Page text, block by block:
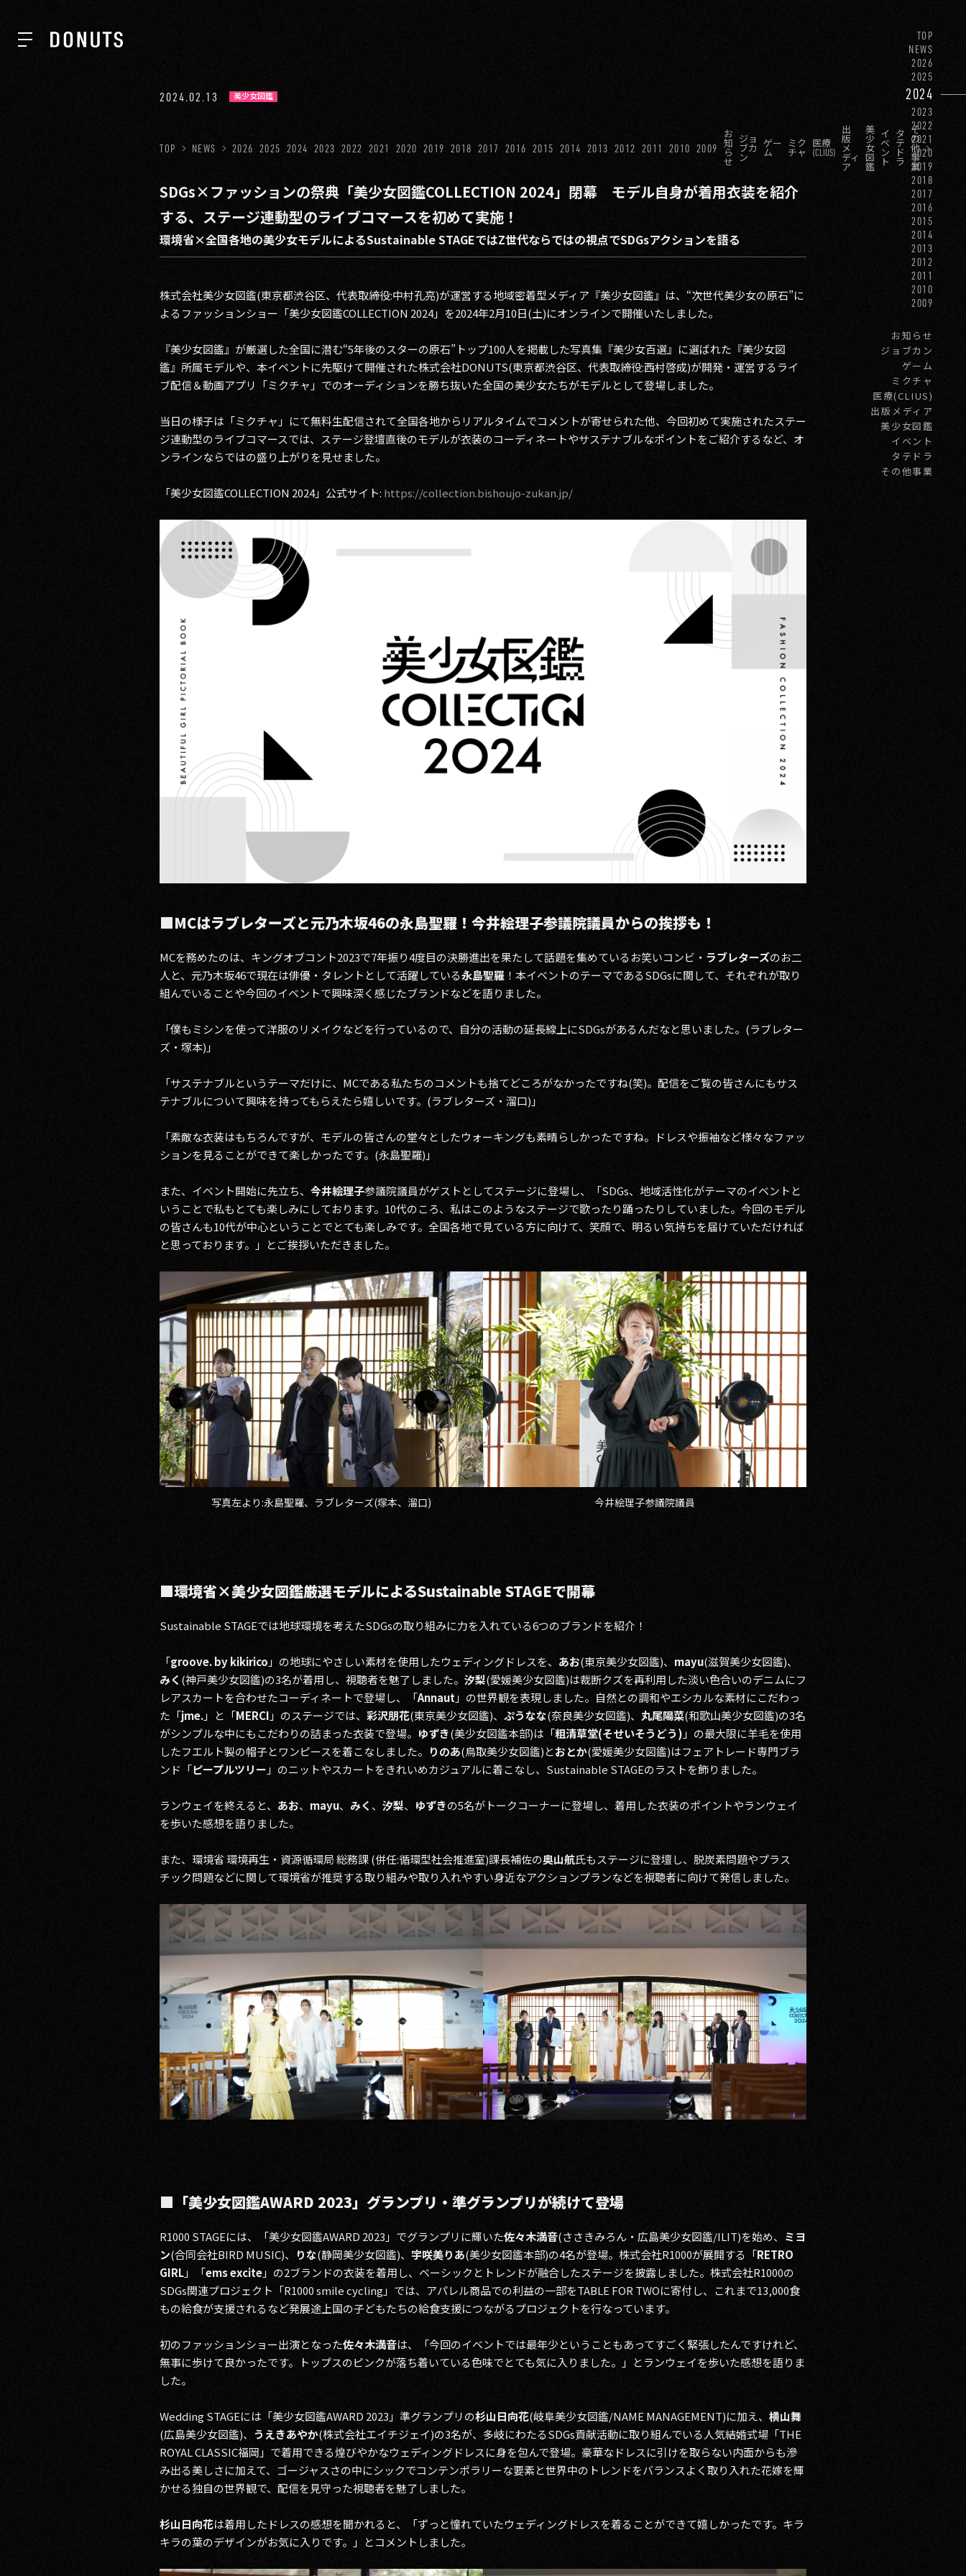
ABOUT
SERVICES
GROUP
RECRUIT
CONTACT
PRIVACY POLICY
TOP
NEWS
2026
2025
2024
2023
2022
2021
2020
2019
2018
2017
2016
2015
2014
2013
2012
2011
2010
2009
お知らせ
ジョブカン
ゲーム
ミクチャ
医療(CLIUS)
出版メディア
美少女図鑑
イベント
タテドラ
その他事業
2024.02.13 美少女図鑑
TOP NEWS 2026 2025 2024 2023 2022 2021 2020 2019 2018 2017 2016 2015 2014 2013 2012 2011 2010 2009
お
知
ら
せ
ジョ
ブカ
ン
ゲー
ム
ミク
チャ
医療
(CLIUS)
出
版
メ
ディ
ア
美
少
女
図
鑑
イ
ベ
ン
ト
タ
テ
ド
ラ
そ
の
他
事
業
SDGs×ファッションの祭典「美少女図鑑COLLECTION 2024」閉幕 モデル自身が着用衣装を紹介
する、ステージ連動型のライブコマースを初めて実施！
環境省×全国各地の美少女モデルによるSustainable STAGEではZ世代ならではの視点でSDGsアクションを語る
株式会社美少女図鑑(東京都渋谷区、代表取締役:中村孔亮)が運営する地域密着型メディア『美少女図鑑』は、“次世代美少女の原石”に
よるファッションショー「美少女図鑑COLLECTION 2024」を2024年2月10日(土)にオンラインで開催いたしました。
『美少女図鑑』が厳選した全国に潜む“5年後のスターの原石”トップ100人を掲載した写真集『美少女百選』に選ばれた『美少女図
鑑』所属モデルや、本イベントに先駆けて開催された株式会社DONUTS(東京都渋谷区、代表取締役:西村啓成)が開発・運営するライ
ブ配信＆動画アプリ「ミクチャ」でのオーディションを勝ち抜いた全国の美少女たちがモデルとして登場しました。
当日の様子は「ミクチャ」にて無料生配信されて全国各地からリアルタイムでコメントが寄せられた他、今回初めて実施されたステー
ジ連動型のライブコマースでは、ステージ登壇直後のモデルが衣装のコーディネートやサステナブルなポイントをご紹介するなど、オ
ンラインならではの盛り上がりを見せました。
「美少女図鑑COLLECTION 2024」公式サイト: https://collection.bishoujo-zukan.jp/
■MCはラブレターズと元乃木坂46の永島聖羅！今井絵理子参議院議員からの挨拶も！
MCを務めたのは、キングオブコント2023で7年振り4度目の決勝進出を果たして話題を集めているお笑いコンビ・ ラブレターズのお二
人と、元乃木坂46で現在は俳優・タレントとして活躍している永島聖羅 ！本イベントのテーマであるSDGsに関して、それぞれが取り
組んでいることや今回のイベントで興味深く感じたブランドなどを語りました。
「僕もミシンを使って洋服のリメイクなどを行っているので、自分の活動の延長線上にSDGsがあるんだなと思いました。(ラブレター
ズ・塚本)」
「サステナブルというテーマだけに、MCである私たちのコメントも捨てどころがなかったですね(笑)。配信をご覧の皆さんにもサス
テナブルについて興味を持ってもらえたら嬉しいです。(ラブレターズ・溜口)」
「素敵な衣装はもちろんですが、モデルの皆さんの堂々としたウォーキングも素晴らしかったですね。ドレスや振袖など様々なファッ
ションを見ることができて楽しかったです。(永島聖羅)」
また、イベント開始に先立ち、 今井絵理子参議院議員がゲストとしてステージに登場し、「SDGs、地域活性化がテーマのイベントと
いうことで私もとても楽しみにしております。10代のころ、私はこのようなステージで歌ったり踊ったりしていました。今回のモデル
の皆さんも10代が中心ということでとても楽しみです。全国各地で見ている方に向けて、笑顔で、明るい気持ちを届けていただければ
と思っております。」とご挨拶いただきました。
写真左より:永島聖羅、ラブレターズ(塚本、溜口) 今井絵理子参議院議員
■環境省×美少女図鑑厳選モデルによるSustainable STAGEで開幕
Sustainable STAGEでは地球環境を考えたSDGsの取り組みに力を入れている6つのブランドを紹介！
「groove. by kikirico 」の地球にやさしい素材を使用したウェディングドレスを、 あお(東京美少女図鑑)、 mayu(滋賀美少女図鑑)、
みく (神戸美少女図鑑)の3名が着用し、視聴者を魅了しました。 汐梨(愛媛美少女図鑑)は裁断クズを再利用した淡い色合いのデニムにフ
レアスカートを合わせたコーディネートで登場し、「Annaut 」の世界観を表現しました。自然との調和やエシカルな素材にこだわっ
た「jme.」と「MERCI 」のステージでは、 彩沢朋花(東京美少女図鑑)、 ぷうなな(奈良美少女図鑑)、 丸尾陽菜(和歌山美少女図鑑)の3名
がシンプルな中にもこだわりの詰まった衣装で登場。 ゆずき(美少女図鑑本部)は「粗清草堂(そせいそうどう) 」の最大限に羊毛を使用
したフエルト製の帽子とワンピースを着こなしました。 りのあ(鳥取美少女図鑑)とおとか(愛媛美少女図鑑)はフェアトレード専門ブラ
ンド「ピープルツリー 」のニットやスカートをきれいめカジュアルに着こなし、Sustainable STAGEのラストを飾りました。
ランウェイを終えると、 あお、 mayu、 みく 、 汐梨、 ゆずきの5名がトークコーナーに登場し、着用した衣装のポイントやランウェイ
を歩いた感想を語りました。
また、環境省 環境再生・資源循環局 総務課 (併任:循環型社会推進室)課長補佐の奥山航氏もステージに登壇し、脱炭素問題やプラス
チック問題などに関して環境省が推奨する取り組みや取り入れやすい身近なアクションプランなどを視聴者に向けて発信しました。
■「美少女図鑑AWARD 2023」グランプリ・準グランプリが続けて登場
R1000 STAGEには、「美少女図鑑AWARD 2023」でグランプリに輝いた佐々木満音(ささきみろん・広島美少女図鑑/ILIT)を始め、 ミヨ
ン(合同会社BIRD MUSIC)、 りな(静岡美少女図鑑)、 宇咲美りあ(美少女図鑑本部)の4名が登場。株式会社R1000が展開する「RETRO
GIRL」「ems excite」の2ブランドの衣装を着用し、ベーシックとトレンドが融合したステージを披露しました。株式会社R1000の
SDGs関連プロジェクト「R1000 smile cycling」では、アパレル商品での利益の一部をTABLE FOR TWOに寄付し、これまで13,000食
もの給食が支援されるなど発展途上国の子どもたちの給食支援につながるプロジェクトを行なっています。
初のファッションショー出演となった佐々木満音は、「今回のイベントでは最年少ということもあってすごく緊張したんですけれど、
無事に歩けて良かったです。トップスのピンクが落ち着いている色味でとても気に入りました。」とランウェイを歩いた感想を語りま
した。
Wedding STAGEには「美少女図鑑AWARD 2023」準グランプリの杉山日向花(岐阜美少女図鑑/NAME MANAGEMENT)に加え、 横山舞
(広島美少女図鑑)、 うえきあやか(株式会社エイチジェイ)の3名が、多岐にわたるSDGs貢献活動に取り組んでいる人気結婚式場「THE
ROYAL CLASSIC福岡」で着用できる煌びやかなウェディングドレスに身を包んで登場。豪華なドレスに引けを取らない内面からも滲
み出る美しさに加えて、ゴージャスさの中にシックでコンテンポラリーな要素と世界中のトレンドをバランスよく取り入れた花嫁を輝
かせる独自の世界観で、配信を見守った視聴者を魅了しました。
杉山日向花は着用したドレスの感想を聞かれると、「ずっと憧れていたウェディングドレスを着ることができて嬉しかったです。キラ
キラの葉のデザインがお気に入りです。」とコメントしました。